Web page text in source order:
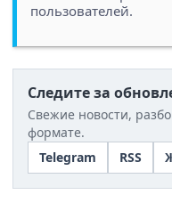
пользователей.
Следите за
Свежие новости,
формате.
Telegram
RSS